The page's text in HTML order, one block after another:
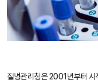
질병관리청은 2001년부터 시